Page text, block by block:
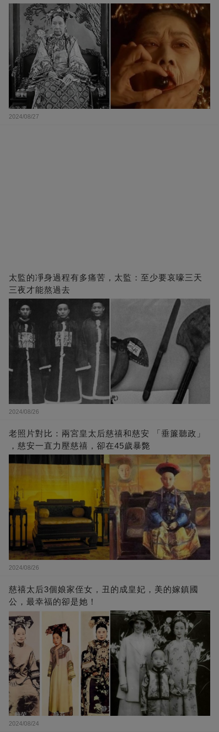
2024/08/27
太監的凈身過程有多痛苦，太監：至少要哀嚎三天
三夜才能熬過去
2024/08/26
老照片對比：兩宮皇太后慈禧和慈安 「垂簾聽政」
，慈安一直力壓慈禧，卻在45歲暴斃
2024/08/26
慈禧太后3個娘家侄女，丑的成皇妃，美的嫁鎮國
公，最幸福的卻是她！
2024/08/24